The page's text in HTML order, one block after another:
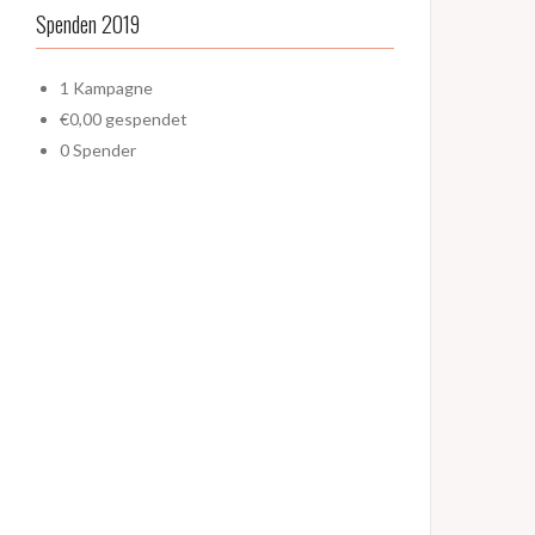
Spenden 2019
1 Kampagne
€0,00 gespendet
0Spender